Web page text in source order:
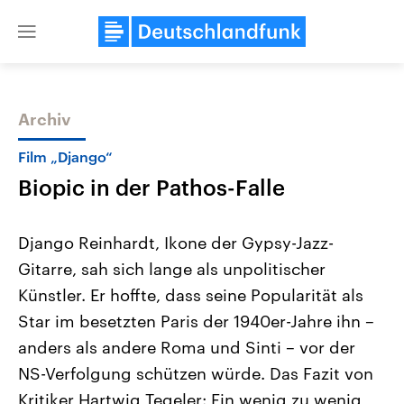
Close
Themen
Landtagswahl Sachsen-Anhalt
2026
Alle Informationen
Sachsen-Anhalt wählt am 6.
September 2026 einen neuen
Landtag. Seit 2021 wird das
Bundesland von einer Koalition aus
USA
Aktuelle Beiträge,
Hintergründe
Wirtschaftlich und
gehören die Vereinigten
mit großem Einfluss auf
Archiv
Film „Django“
Biopic in der Pathos-Falle
Django Reinhardt, Ikone der Gypsy-Jazz-
Gitarre, sah sich lange als unpolitischer
Künstler. Er hoffte, dass seine Popularität als
Star im besetzten Paris der 1940er-Jahre ihn –
anders als andere Roma und Sinti – vor der
NS-Verfolgung schützen würde. Das Fazit von
Kritiker Hartwig Tegeler: Ein wenig zu wenig